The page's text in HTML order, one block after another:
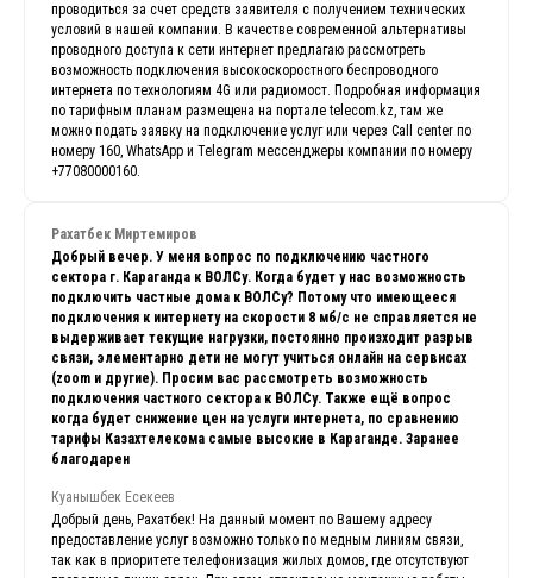
проводиться за счет средств заявителя с получением технических
условий в нашей компании. В качестве современной альтернативы
проводного доступа к сети интернет предлагаю рассмотреть
возможность подключения высокоскоростного беспроводного
интернета по технологиям 4G или радиомост. Подробная информация
по тарифным планам размещена на портале telecom.kz, там же
можно подать заявку на подключение услуг или через Call center по
номеру 160, WhatsApp и Telegram мессенджеры компании по номеру
+77080000160.
Рахатбек Миртемиров
Добрый вечер. У меня вопрос по подключению частного
сектора г. Караганда к ВОЛСу. Когда будет у нас возможность
подключить частные дома к ВОЛСу? Потому что имеющееся
подключения к интернету на скорости 8 мб/с не справляется не
выдерживает текущие нагрузки, постоянно произходит разрыв
связи, элементарно дети не могут учиться онлайн на сервисах
(zoom и другие). Просим вас рассмотреть возможность
подключения частного сектора к ВОЛСу. Также ещё вопрос
когда будет снижение цен на услуги интернета, по сравнению
тарифы Казахтелекома самые высокие в Караганде. Заранее
благодарен
Куанышбек Есекеев
Добрый день, Рахатбек! На данный момент по Вашему адресу
предоставление услуг возможно только по медным линиям связи,
так как в приоритете телефонизация жилых домов, где отсутствуют